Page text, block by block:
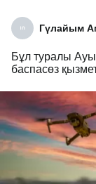
Гүлайым
Бұл туралы
баспасөз